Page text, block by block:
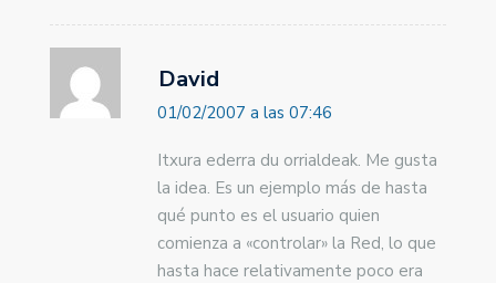
David
01/02/2007 a las 07:46
Itxura ederra du orrialdeak. Me gusta
la idea. Es un ejemplo más de hasta
qué punto es el usuario quien
comienza a «controlar» la Red, lo que
hasta hace relativamente poco era